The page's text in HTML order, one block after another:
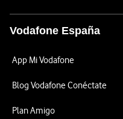
Vodafone España
App Mi Vodafone
Blog Vodafone Conéctate
Plan Amigo